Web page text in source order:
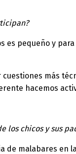
es pequeño y
más
hacemos
los chicos y sus
de malabares en